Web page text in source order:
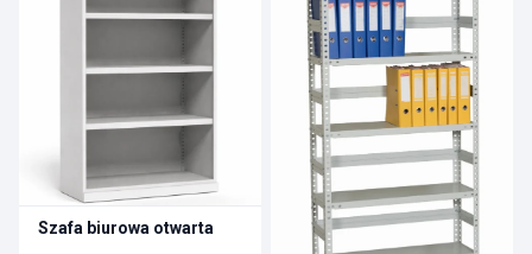
wykorzystać wnęki i trudne narożniki bez wciskania regałów w
przejścia. Projektujemy ustawienie, montujemy i robimy
przeglądy, dzięki czemu regały pracują stabilnie przez lata.
Skontaktuj się z nami:biuro@rema-poznan.pl| +48 533 555
Szafa biurowa otwarta